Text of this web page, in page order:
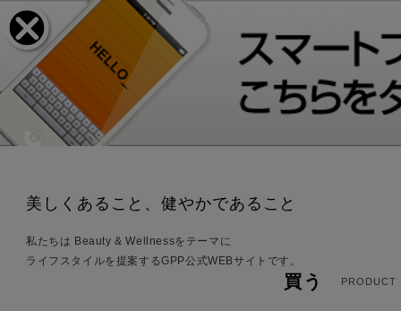
美しくあること、健やかであること
私たちは Beauty & Wellnessをテーマに
ライフスタイルを提案するGPP公式WEBサイトです。
買う PRODUCT